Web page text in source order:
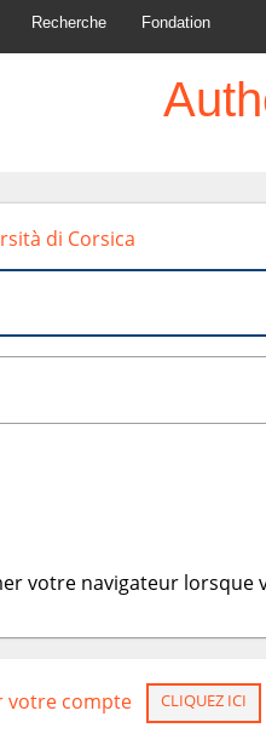
Recherche Fondation
di Corsica
votre navigateur lorsque
votre compte CLIQUEZ ICI